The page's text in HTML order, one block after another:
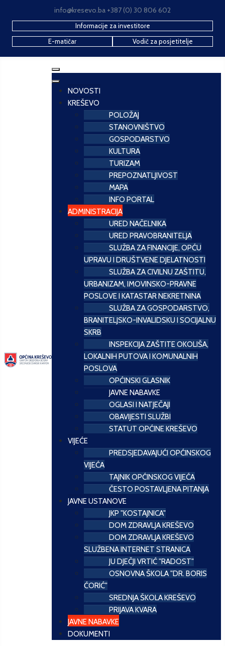
info@kresevo.ba +387 (0) 30 806 602
Informacije za investitore
E-matičar
Vodič za posjetitelje
NOVOSTI
KREŠEVO
POLOŽAJ
STANOVNIŠTVO
GOSPODARSTVO
KULTURA
TURIZAM
PREPOZNATLJIVOST
MAPA
INFO PORTAL
ADMINISTRACIJA
URED NAČELNIKA
URED PRAVOBRANITELJA
SLUŽBA ZA FINANCIJE, OPĆU
UPRAVU I DRUŠTVENE DJELATNOSTI
SLUŽBA ZA CIVILNU ZAŠTITU,
URBANIZAM, IMOVINSKO-PRAVNE
POSLOVE I KATASTAR NEKRETNINA
SLUŽBA ZA GOSPODARSTVO,
BRANITELJSKO-INVALIDSKU I SOCIJALNU
SKRB
INSPEKCIJA ZAŠTITE OKOLIŠA,
LOKALNIH PUTOVA I KOMUNALNIH
POSLOVA
OPĆINSKI GLASNIK
JAVNE NABAVKE
OGLASI I NATJEČAJI
OBAVIJESTI SLUŽBI
STATUT OPĆINE KREŠEVO
VIJEĆE
PREDSJEDAVAJUĆI OPĆINSKOG
VIJEĆA
TAJNIK OPĆINSKOG VIJEĆA
ČESTO POSTAVLJENA PITANJA
JAVNE USTANOVE
JKP "KOSTAJNICA"
DOM ZDRAVLJA KREŠEVO
DOM ZDRAVLJA KREŠEVO
SLUŽBENA INTERNET STRANICA
JU DJEČJI VRTIĆ "RADOST"
OSNOVNA ŠKOLA "DR. BORIS
ĆORIĆ"
SREDNJA ŠKOLA KREŠEVO
PRIJAVA KVARA
JAVNE NABAVKE
DOKUMENTI